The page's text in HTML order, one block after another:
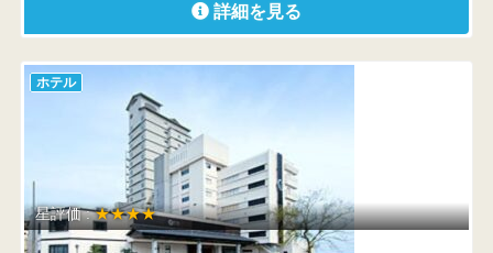
詳細を見る
ホテル
星評価 :★★★★